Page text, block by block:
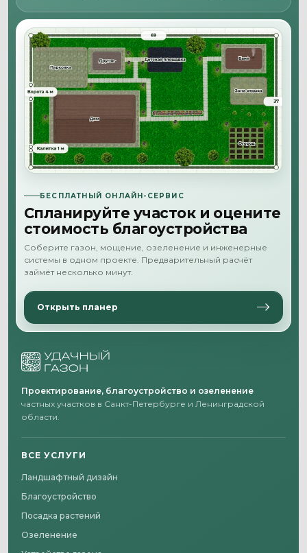
БЕСПЛАТНЫЙ ОНЛАЙН-СЕРВИС
Спланируйте участок и оцените
стоимость благоустройства
Соберите газон, мощение, озеленение и инженерные
системы в одном проекте. Предварительный расчёт
займёт несколько минут.
Открыть планер
Проектирование, благоустройство и озеленение
частных участков в Санкт-Петербурге и Ленинградской
области.
ВСЕ УСЛУГИ
Ландшафтный дизайн
Благоустройство
Посадка растений
Озеленение